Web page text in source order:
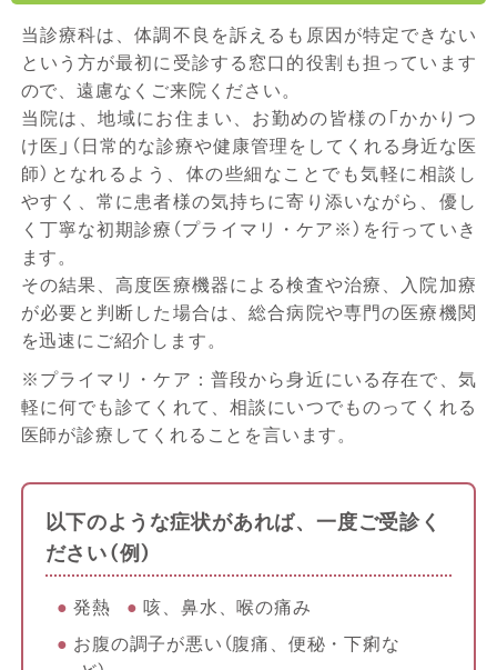
当診療科は、体調不良を訴えるも原因が特定できない
という方が最初に受診する窓口的役割も担っています
ので、遠慮なくご来院ください。
当院は、地域にお住まい、お勤めの皆様の「かかりつ
け医」（日常的な診療や健康管理をしてくれる身近な医
師）となれるよう、体の些細なことでも気軽に相談し
やすく、常に患者様の気持ちに寄り添いながら、優し
く丁寧な初期診療（プライマリ・ケア※）を行っていき
ます。
その結果、高度医療機器による検査や治療、入院加療
が必要と判断した場合は、総合病院や専門の医療機関
を迅速にご紹介します。
※プライマリ・ケア：普段から身近にいる存在で、気
軽に何でも診てくれて、相談にいつでものってくれる
医師が診療してくれることを言います。
以下のような症状があれば、一度ご受診く
ださい（例）
発熱
咳、鼻水、喉の痛み
お腹の調子が悪い（腹痛、便秘・下痢な